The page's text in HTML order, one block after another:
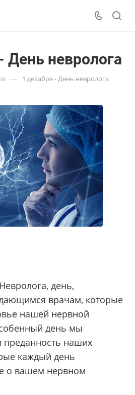
День невролога
— 1 декабря - День невролога
день,
врачам, которые
нашей нервной
день мы
преданность наших
каждый день
о вашем нервном